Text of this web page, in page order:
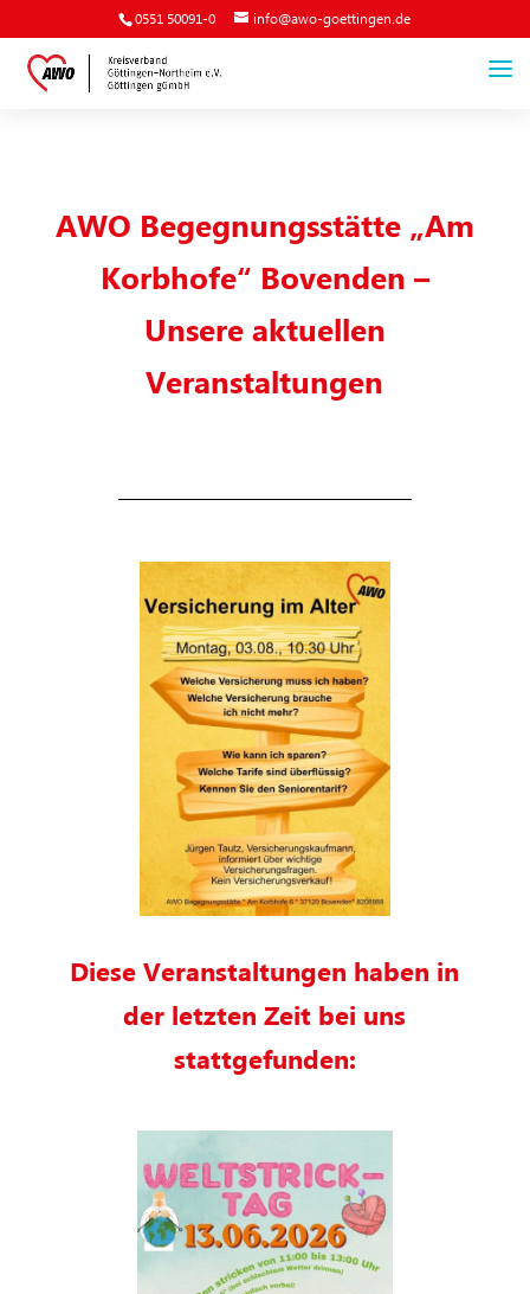
0551 50091-0 info@awo-goettingen.de
AWO Begegnungsstätte „Am
Korbhofe“ Bovenden –
Unsere aktuellen
Veranstaltungen
Diese Veranstaltungen haben in
der letzten Zeit bei uns
stattgefunden: